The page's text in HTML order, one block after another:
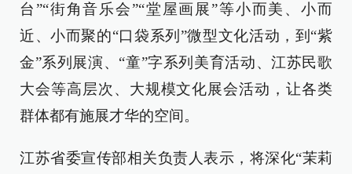
台”“街角音乐会”“堂屋画展”等小而美、小而
近、小而聚的“口袋系列”微型文化活动，到“紫
金”系列展演、“童”字系列美育活动、江苏民歌
大会等高层次、大规模文化展会活动，让各类
群体都有施展才华的空间。
江苏省委宣传部相关负责人表示，将深化“茉莉